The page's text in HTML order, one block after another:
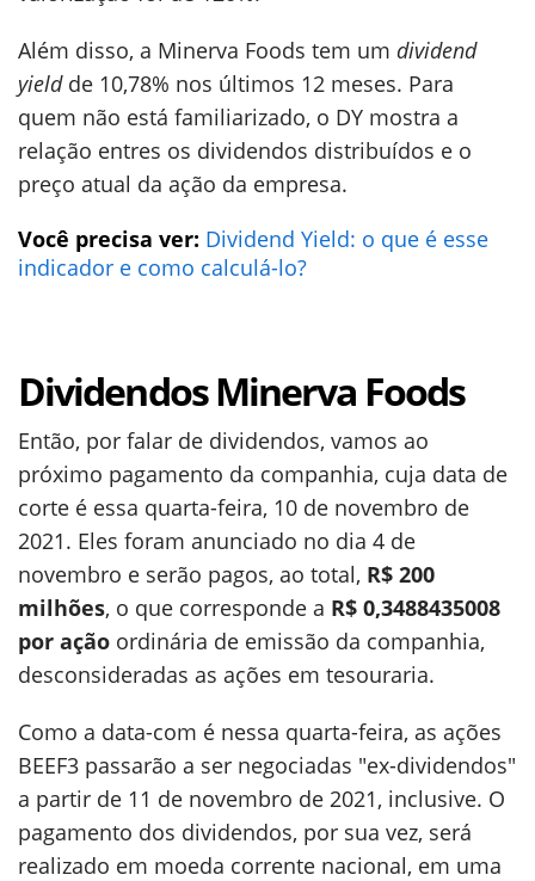
Além disso, a Minerva Foods tem um dividend
yield de 10,78% nos últimos 12 meses. Para
quem não está familiarizado, o DY mostra a
relação entres os dividendos distribuídos e o
preço atual da ação da empresa.
Você precisa ver: Dividend Yield: o que é esse
indicador e como calculá-lo?
Dividendos Minerva Foods
Então, por falar de dividendos, vamos ao
próximo pagamento da companhia, cuja data de
corte é essa quarta-feira, 10 de novembro de
2021. Eles foram anunciado no dia 4 de
novembro e serão pagos, ao total, R$ 200
milhões, o que corresponde a R$ 0,3488435008
por ação ordinária de emissão da companhia,
desconsideradas as ações em tesouraria.
Como a data-com é nessa quarta-feira, as ações
BEEF3 passarão a ser negociadas "ex-dividendos"
a partir de 11 de novembro de 2021, inclusive. O
pagamento dos dividendos, por sua vez, será
realizado em moeda corrente nacional, em uma